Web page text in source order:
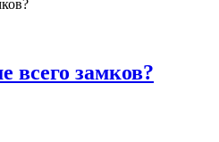
всего замков?